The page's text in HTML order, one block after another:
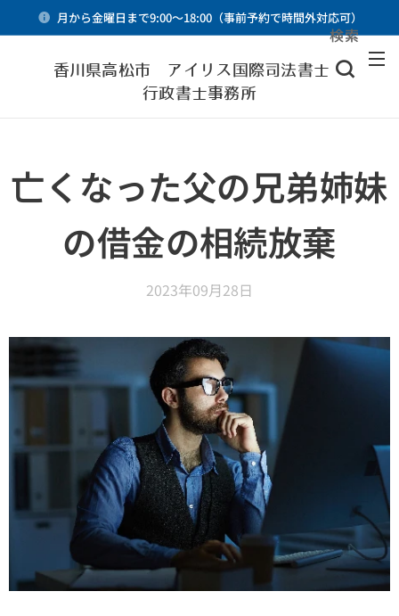
月から金曜日まで9:00～18:00（事前予約で時間外対応可）
香川県高松市 アイリス国際司法書士・
行政書士事務所
検索
亡くなった父の兄弟姉妹
の借金の相続放棄
2023年09月28日